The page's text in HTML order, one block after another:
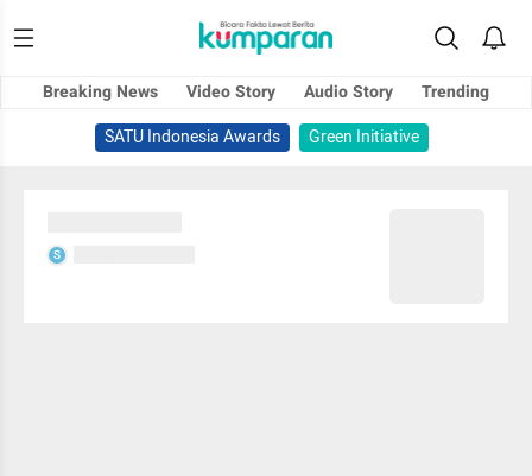
Breaking News Video Story Audio Story
Trending
SATU Indonesia Awards
Green Initiative
S